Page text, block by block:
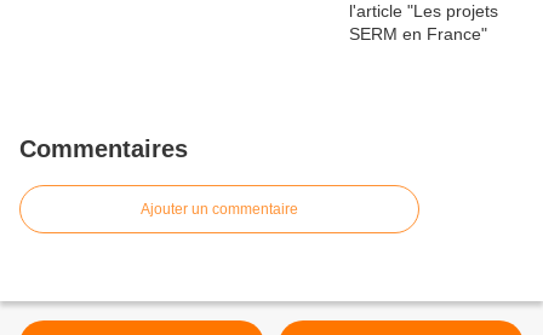
Commentaires
Ajouter un commentaire